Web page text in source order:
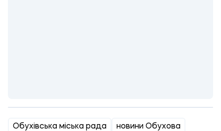
Обухівська міська рада новини Обухова